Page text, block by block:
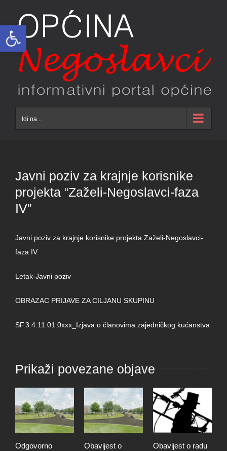
Open toolbar
content
Idi na...
Javni poziv za krajnje korisnike
projekta “Zaželi-Negoslavci-faza
IV”
Javni poziv za krajnje korisnike projekta Zaželi-Negoslavci-
faza IV
Letak-Javni poziv
OBRAZAC PRIJAVE ZA CILJANU SKUPINU
SF.3.4.11.01.0xxx_Izjava o članovima zajedničkog kućanstva
Prikaži povezane objave
Odgovorno
Obavijest o
Obavijest o radu